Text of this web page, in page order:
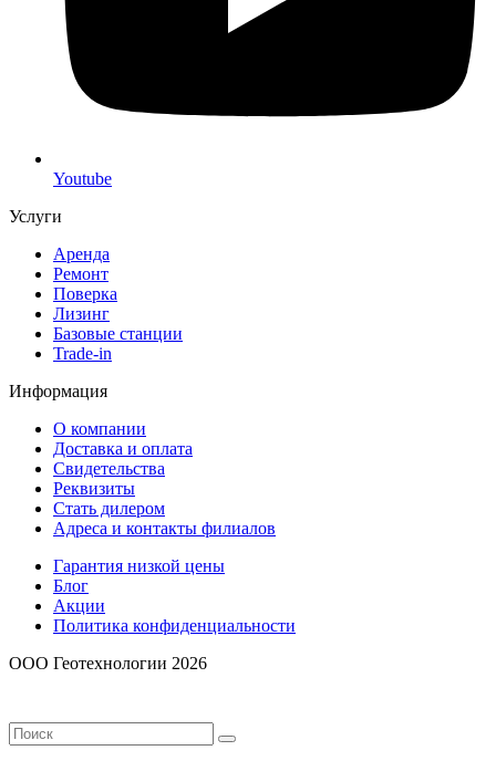
Youtube
Услуги
Аренда
Ремонт
Поверка
Лизинг
Базовые станции
Trade-in
Информация
О компании
Доставка и оплата
Свидетельства
Реквизиты
Стать дилером
Адреса и контакты филиалов
Гарантия низкой цены
Блог
Акции
Политика конфиденциальности
ООО Геотехнологии 2026